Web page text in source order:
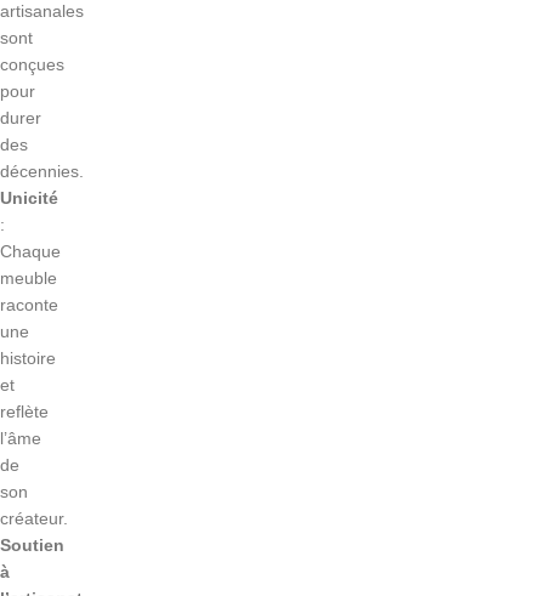
artisanales
sont
conçues
pour
durer
des
décennies.
Unicité
:
Chaque
meuble
raconte
une
histoire
et
reflète
l’âme
de
son
créateur.
Soutien
à